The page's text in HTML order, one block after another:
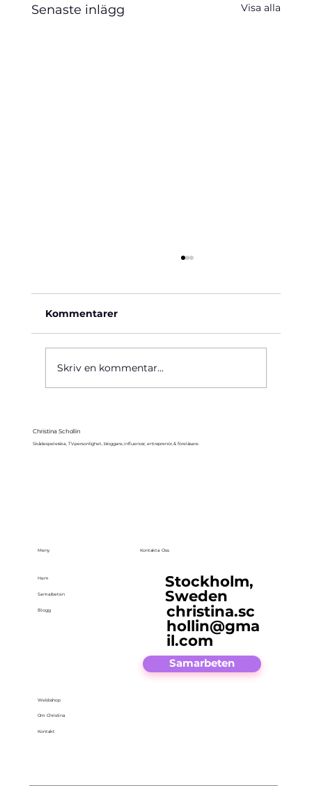
Senaste inlägg Visa alla
Kommentarer
Skriv en kommentar...
Christina Schollin
Skådespelerska, TV-personlighet, bloggare, influencer, entreprenör, & föreläsare.
Meny
Hem
Samarbeten
Blogg
Webbshop
Om Christina
Kontakt
Kontakta Oss
Stockholm,
Sweden
christina.sc
hollin@gma
il.com
Samarbeten